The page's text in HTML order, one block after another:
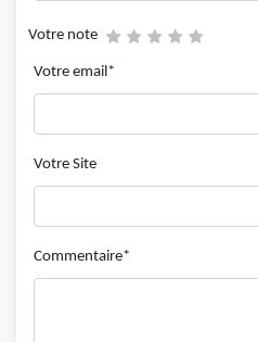
Votre note
Votre email*
Votre Site
Commentaire*